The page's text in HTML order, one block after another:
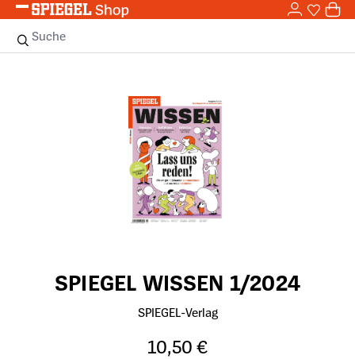
Zum Hauptinhalt springen 0
Suche
SPIEGEL WISSEN 1/2024
SPIEGEL-Verlag
10,50 €